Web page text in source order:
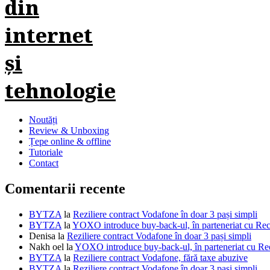
Noutăți
Review & Unboxing
Țepe online & offline
Tutoriale
Contact
Comentarii recente
BYTZA la Reziliere contract Vodafone în doar 3 pași simpli
BYTZA la YOXO introduce buy-back-ul, în parteneriat cu
Denisa la Reziliere contract Vodafone în doar 3 pași simpli
Nakh oel la YOXO introduce buy-back-ul, în parteneriat cu
BYTZA la Reziliere contract Vodafone, fără taxe abuzive